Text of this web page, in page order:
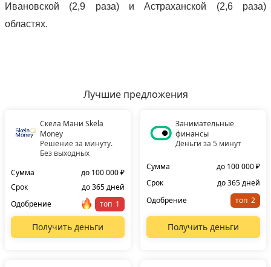
Ивановской (2,9 раза) и Астраханской (2,6 раза)
областях.
Лучшие предложения
Скела Мани Skela
Money
Решение за минуту.
Без выходных
Сумма
до 100 000 ₽
Срок
до 365 дней
Одобрение
топ
Получить деньги
Занимательные
финансы
Деньги за 5 минут
Сумма
до 100 000 ₽
Срок
до 365 дней
Одобрение
топ
Получить деньги